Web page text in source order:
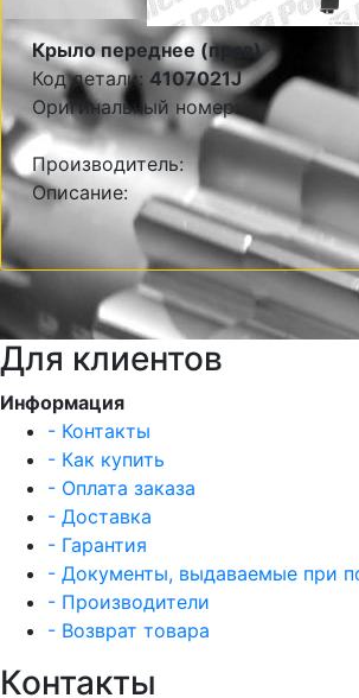
Крыло переднее (прав)
Код детали: 4107021J
Оригинальный номер:
Производитель:
Описание:
Для клиентов
Информация
- Контакты
- Как купить
- Оплата заказа
- Доставка
- Гарантия
- Документы, выдаваемые при
- Производители
- Возврат товара
Контакты